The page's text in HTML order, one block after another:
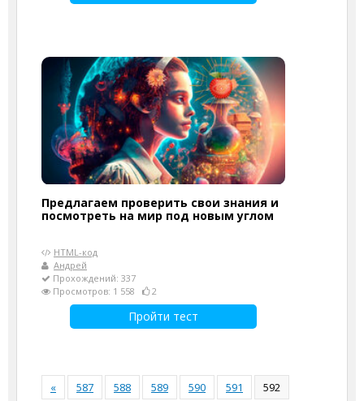
Предлагаем проверить свои знания и
посмотреть на мир под новым углом
HTML-код
Андрей
Прохождений: 337
Просмотров: 1 558
2
Пройти тест
« 587 588 589 590 591
592